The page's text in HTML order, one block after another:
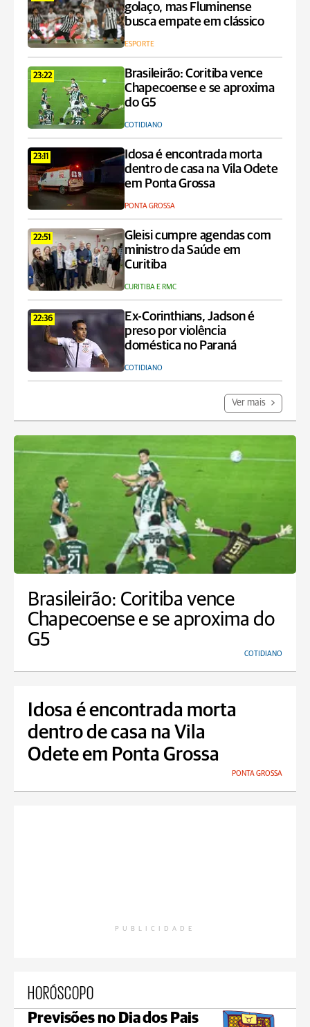
golaço, mas Fluminense
busca empate em clássico
ESPORTE
23:22
Brasileirão: Coritiba vence
Chapecoense e se aproxima
do G5
COTIDIANO
23:11
Idosa é encontrada morta
dentro de casa na Vila Odete
em Ponta Grossa
PONTA GROSSA
22:51
Gleisi cumpre agendas com
ministro da Saúde em
Curitiba
CURITIBA E RMC
22:36
Ex-Corinthians, Jadson é
preso por violência
doméstica no Paraná
COTIDIANO
Ver mais
Brasileirão: Coritiba vence
Chapecoense e se aproxima do
G5
COTIDIANO
Idosa é encontrada morta
dentro de casa na Vila
Odete em Ponta Grossa
PONTA GROSSA
PUBLICIDADE
HORÓSCOPO
Previsões no Dia dos Pais